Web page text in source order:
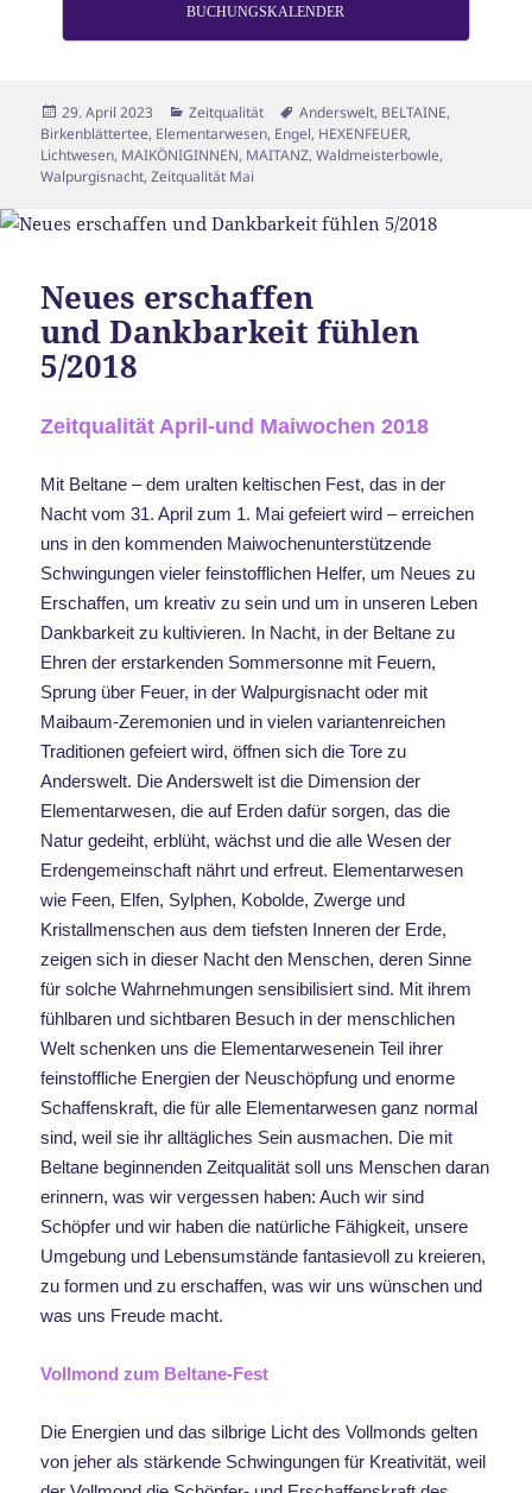
BUCHUNGSKALENDER
Veröffentlicht
am
29. April 2023 Kategorien
Zeitqualität Schlagwörter
Anderswelt, BELTAINE,
Birkenblättertee, Elementarwesen, Engel, HEXENFEUER,
Lichtwesen, MAIKÖNIGINNEN, MAITANZ,Waldmeisterbowle,
Walpurgisnacht,Zeitqualität Mai
Neues erschaffen
und Dankbarkeit fühlen
5/2018
Zeitqualität April-und Maiwochen 2018
Mit Beltane – dem uralten keltischen Fest, das in der
Nacht vom 31. April zum 1. Mai gefeiert wird – erreichen
uns in den kommenden Maiwochenunterstützende
Schwingungen vieler feinstofflichen Helfer, um Neues zu
Erschaffen, um kreativ zu sein und um in unseren Leben
Dankbarkeit zu kultivieren. In Nacht, in der Beltane zu
Ehren der erstarkenden Sommersonne mit Feuern,
Sprung über Feuer, in der Walpurgisnacht oder mit
Maibaum-Zeremonien und in vielen variantenreichen
Traditionen gefeiert wird, öffnen sich die Tore zu
Anderswelt. Die Anderswelt ist die Dimension der
Elementarwesen, die auf Erden dafür sorgen, das die
Natur gedeiht, erblüht, wächst und die alle Wesen der
Erdengemeinschaft nährt und erfreut. Elementarwesen
wie Feen, Elfen, Sylphen, Kobolde, Zwerge und
Kristallmenschen aus dem tiefsten Inneren der Erde,
zeigen sich in dieser Nacht den Menschen, deren Sinne
für solche Wahrnehmungen sensibilisiert sind. Mit ihrem
fühlbaren und sichtbaren Besuch in der menschlichen
Welt schenken uns die Elementarwesenein Teil ihrer
feinstoffliche Energien der Neuschöpfung und enorme
Schaffenskraft, die für alle Elementarwesen ganz normal
sind, weil sie ihr alltägliches Sein ausmachen. Die mit
Beltane beginnenden Zeitqualität soll uns Menschen daran
erinnern, was wir vergessen haben: Auch wir sind
Schöpfer und wir haben die natürliche Fähigkeit, unsere
Umgebung und Lebensumstände fantasievoll zu kreieren,
zu formen und zu erschaffen, was wir uns wünschen und
was uns Freude macht.
Vollmond zum Beltane-Fest
Die Energien und das silbrige Licht des Vollmonds gelten
von jeher als stärkende Schwingungen für Kreativität, weil